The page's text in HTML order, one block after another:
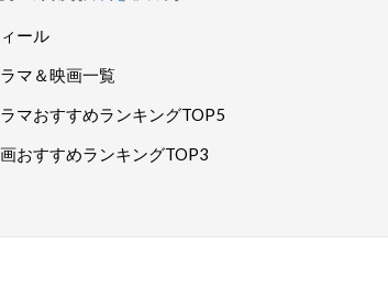
ール
マ＆映画一覧
マおすすめランキングTOP5
おすすめランキングTOP3